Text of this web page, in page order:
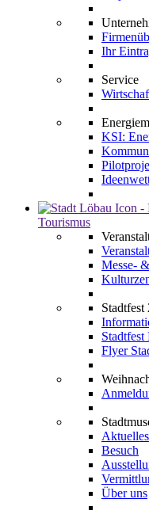
Ihr
Service
KSI:
Tourismus
Messe-
Stadtfest
Stadtfest
Flyer
Aktuelles
Besuch
Über uns